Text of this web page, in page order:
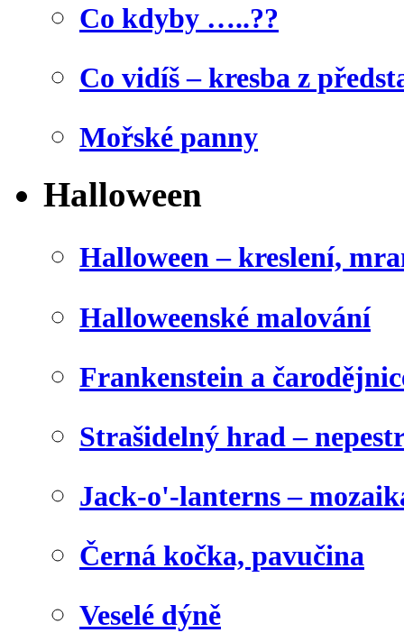
Co kdyby …..??
Co vidíš – kresba z
Mořské panny
Halloween
Halloween – kreslení,
Halloweenské malování
Frankenstein a
Strašidelný hrad –
Jack-o'-lanterns –
Černá kočka, pavučina
Veselé dýně